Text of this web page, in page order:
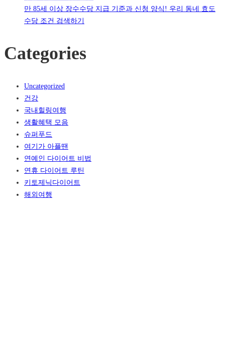
만 85세 이상 장수수당 지급 기준과 신청 양식! 우리 동네 효도
수당 조건 검색하기
Categories
Uncategorized
건강
국내힐링여행
생활혜택 모음
슈퍼푸드
여기가 아플땐
연예인 다이어트 비법
연휴 다이어트 루틴
키토제닉다이어트
해외여행